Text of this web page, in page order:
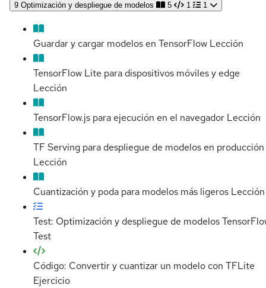
9 Optimización y despliegue de modelos 5 1 1
Guardar y cargar modelos en TensorFlow Lección
TensorFlow Lite para dispositivos móviles y edge
Lección
TensorFlow.js para ejecución en el navegador Lección
TF Serving para despliegue de modelos en producción
Lección
Cuantización y poda para modelos más ligeros Lección
Test: Optimización y despliegue de modelos
Test
Código: Convertir y cuantizar un modelo con TFLite
Ejercicio